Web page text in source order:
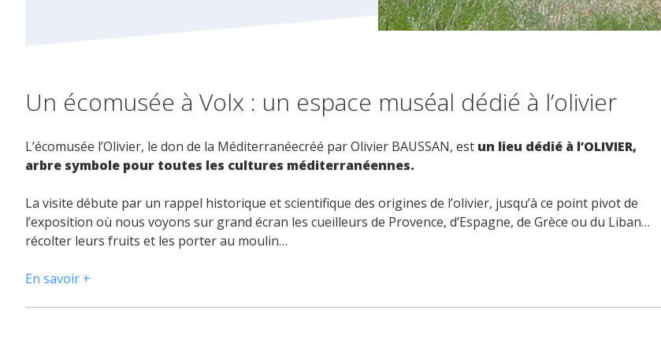
Un écomusée à Volx : un espace muséal dédié à l’olivier
L’écomusée l’Olivier, le don de la Méditerranéecréé par Olivier BAUSSAN, est un lieu dédié à l’OLIVIER,
arbre symbole pour toutes les cultures méditerranéennes.
La visite débute par un rappel historique et scientifique des origines de l’olivier, jusqu’à ce point pivot de
l’exposition où nous voyons sur grand écran les cueilleurs de Provence, d’Espagne, de Grèce ou du Liban…
récolter leurs fruits et les porter au moulin…
En savoir +